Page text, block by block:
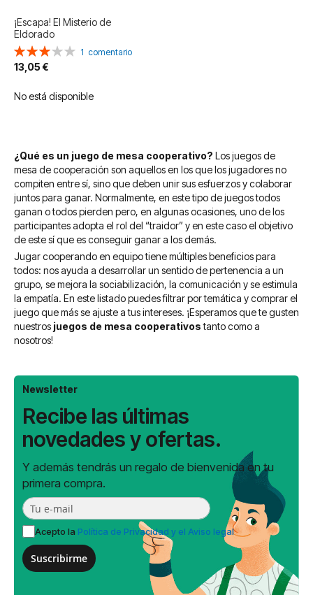
¡Escapa! El Misterio de
Eldorado
Valoración:
60%
1 comentario
13,05 €
No está disponible
¿Qué es un juego de mesa cooperativo? Los juegos de
mesa de cooperación son aquellos en los que los jugadores no
compiten entre sí, sino que deben unir sus esfuerzos y colaborar
juntos para ganar. Normalmente, en este tipo de juegos todos
ganan o todos pierden pero, en algunas ocasiones, uno de los
participantes adopta el rol del “traidor” y en este caso el objetivo
de este sí que es conseguir ganar a los demás.
Jugar cooperando en equipo tiene múltiples beneficios para
todos: nos ayuda a desarrollar un sentido de pertenencia a un
grupo, se mejora la sociabilización, la comunicación y se estimula
la empatía. En este listado puedes filtrar por temática y comprar el
juego que más se ajuste a tus intereses. ¡Esperamos que te gusten
nuestros juegos de mesa cooperativostanto como a
nosotros!
Newsletter
Recibe las últimas
novedades y ofertas.
Y además tendrás un regalo de bienvenida en tu
primera compra.
Acepto la Política de Privacidad y el Aviso legal
Suscribirme